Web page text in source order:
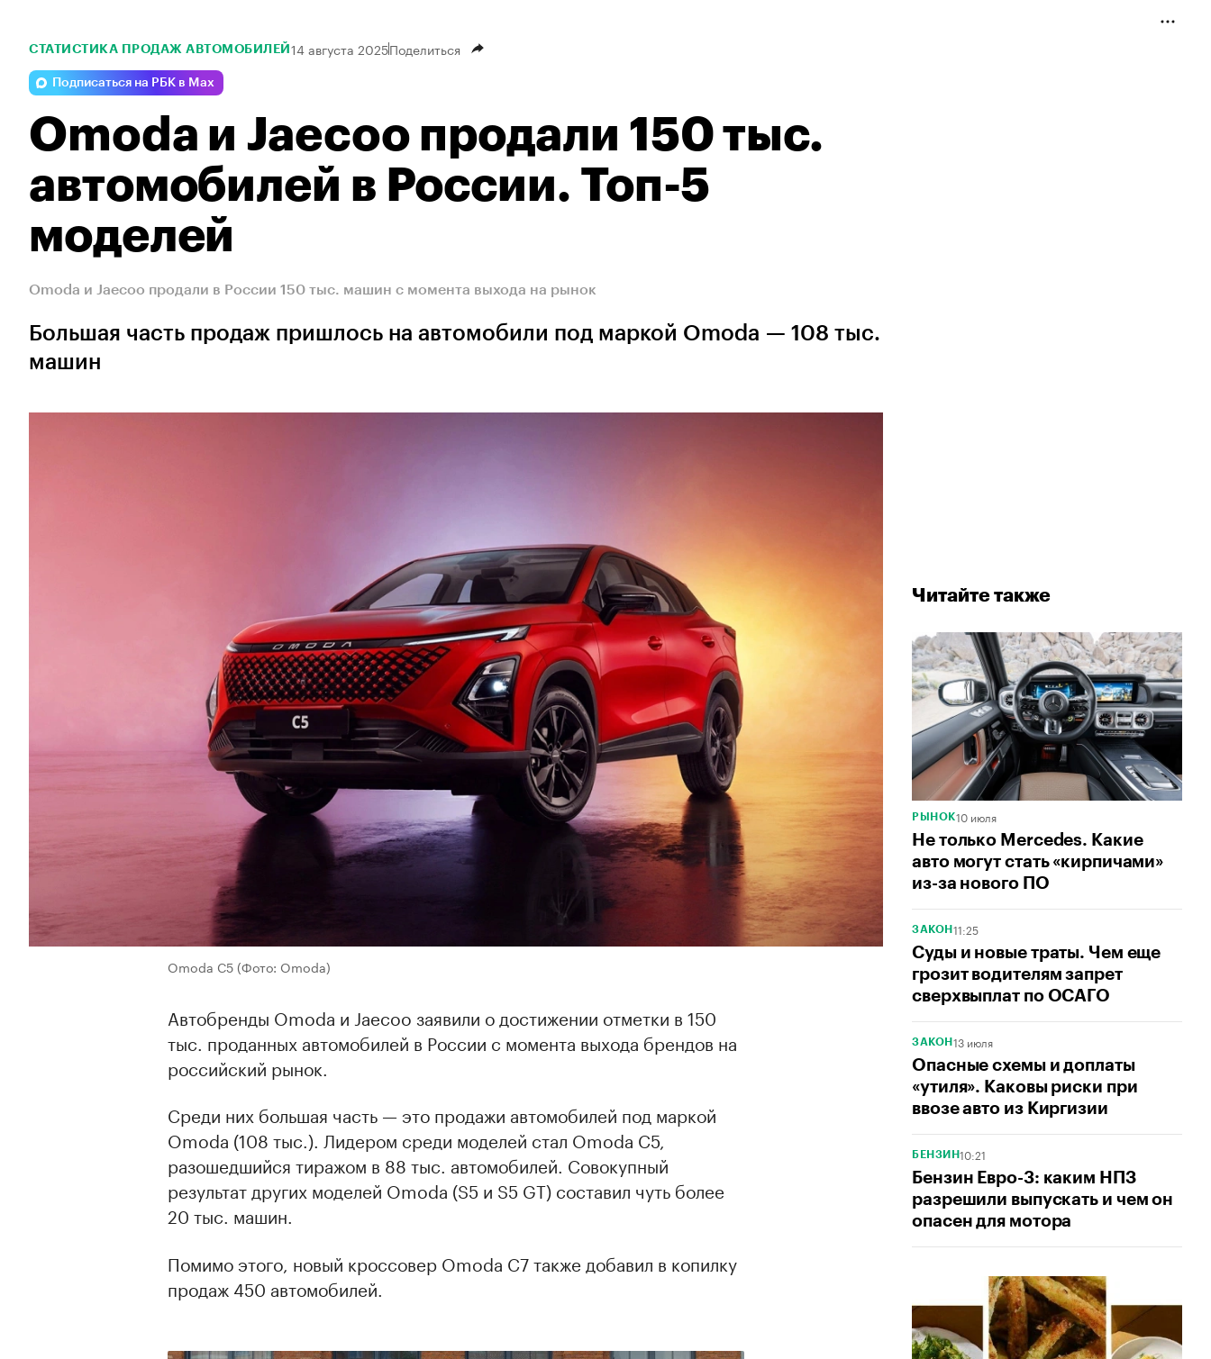
Читайте также
РЫНОК10 июля
Не только Mercedes. Какие
авто могут стать «кирпичами»
из-за нового ПО
ЗАКОН 11:25
Суды и новые траты. Чем еще
грозит водителям запрет
сверхвыплат по ОСАГО
ЗАКОН 13 июля
Опасные схемы и доплаты
«утиля». Каковы риски при
ввозе авто из Киргизии
БЕНЗИН10:21
Бензин Евро-3: каким НПЗ
разрешили выпускать и чем он
опасен для мотора
СТАТИСТИКА ПРОДАЖ АВТОМОБИЛЕЙ 14 августа 2025Поделиться
Подписаться на РБК в Max
Omoda и Jaecoo продали 150 тыс.
автомобилей в России. Топ-5
моделей
Omoda и Jaecoo продали в России 150 тыс. машин с момента выхода на рынок
Большая часть продаж пришлось на автомобили под маркой Omoda — 108 тыс.
машин
Omoda C5(Фото: Omoda)
Автобренды Omoda и Jaecoo заявили о достижении отметки в 150
тыс. проданных автомобилей в России с момента выхода брендов на
российский рынок.
Среди них большая часть — это продажи автомобилей под маркой
Omoda (108 тыс.). Лидером среди моделей стал Omoda C5,
разошедшийся тиражом в 88 тыс. автомобилей. Совокупный
результат других моделей Omoda (S5 и S5 GT) составил чуть более
20 тыс. машин.
Помимо этого, новый кроссовер Omoda C7 также добавил в копилку
продаж 450 автомобилей.